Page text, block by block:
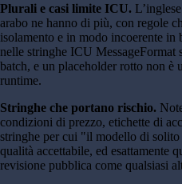
Plurali e casi limite ICU.
arabo ne hanno di più, con regole
isolamento e in modo incoerente
nelle stringhe ICU
batch, e un placeholder rotto non è
runtime.
Stringhe che portano rischio.
condizioni di prezzo, etichette di
stringhe per cui "il modello di
qualità accettabile, ed esattamente
revisione pubblica come qualsiasi